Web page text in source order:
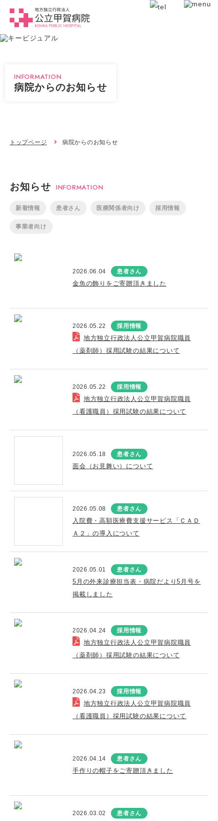
INFORMATION
病院からのお知らせ
トップページ 病院からのお知らせ
お知らせ INFORMATION
新着情報 患者さん 医療関係者向け 採用情報
事業者向け
2026.06.04 患者さん
金魚の飾りをご寄贈頂きました
2026.05.22 採用情報
地方独立行政法人公立甲賀病院職員
（薬剤師）採用試験の結果について
2026.05.22 採用情報
地方独立行政法人公立甲賀病院職員
（看護職員）採用試験の結果について
2026.05.18 患者さん
面会（お見舞い）について
2026.05.08 患者さん
入院費・高額医療費支援サービス「ＣＡＤ
Ａ２」の導入について
2026.05.01 患者さん
5月の外来診療担当表・病院だより5月号を
掲載しました
2026.04.24 採用情報
地方独立行政法人公立甲賀病院職員
（薬剤師）採用試験の結果について
2026.04.23 採用情報
地方独立行政法人公立甲賀病院職員
（看護職員）採用試験の結果について
2026.04.14 患者さん
手作りの帽子をご寄贈頂きました
2026.03.02 患者さん